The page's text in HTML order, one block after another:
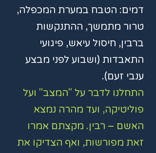
דמים: הטבח במערת המכפלה,
טרור מתמשך, ההתנקשות
ברבין, חיסול עיאש, פיגועי
התאבדות (ושבוע לפני מבצע
ענבי זעם).
התחלנו לדבר על "המצב" ועל
פוליטיקה, ועד מהרה נמצא
האשם – רבין. מקצתם אמרו
זאת מפורשות, ואף הצדיקו את